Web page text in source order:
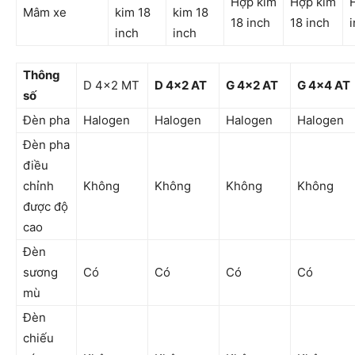
Mâm xe
kim 18
inch
kim 18
inch
18 inch
18 inch
Thông
số
D 4×2 MT D 4×2 AT G 4×2 AT G 4×4 AT
Đèn pha Halogen Halogen Halogen
Halogen
Đèn pha
điều
chỉnh
được độ
cao
Không Không Không Không
Đèn
sương
mù
Có Có Có Có
Đèn
chiếu